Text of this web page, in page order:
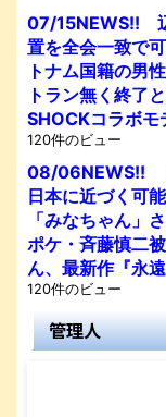
07/15NEWS!!
置を全会一致で
トナム国籍の男
トラン無く終了
SHOCKコラボモ
120件のビュー
08/06NEWS!!
日本に近づく可
「みなちゃん」
ポケ・斉藤慎二
ん、最新作『永
120件のビュー
管理人